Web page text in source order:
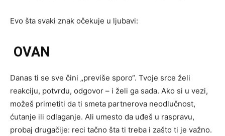
Evo šta svaki znak očekuje u ljubavi:
OVAN
Danas ti se sve čini „previše sporo“. Tvoje srce želi
reakciju, potvrdu, odgovor – i želi ga sada. Ako si u vezi,
možeš primetiti da ti smeta partnerova neodlučnost,
ćutanje ili odlaganje. Ali umesto da uđeš u raspravu,
probaj drugačije: reci tačno šta ti treba i zašto ti je važno.